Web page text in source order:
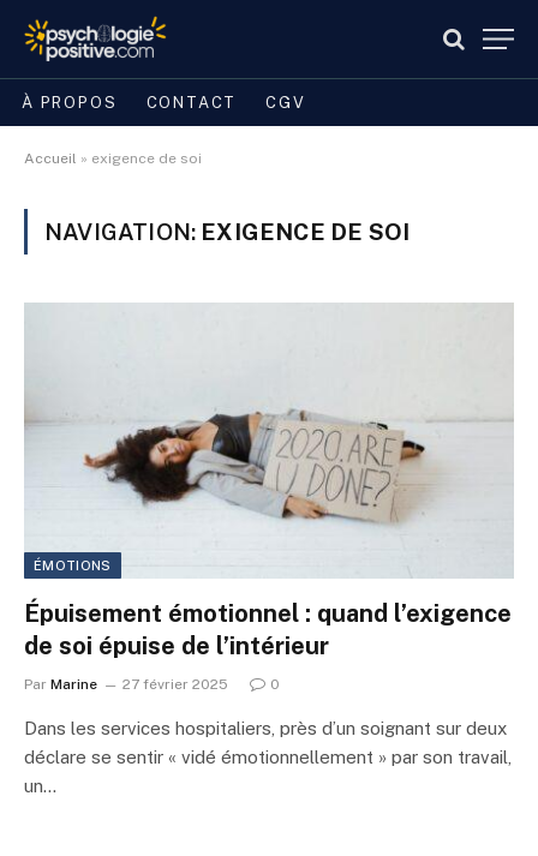
À PROPOS CONTACT CGV
Accueil » exigence de soi
NAVIGATION: EXIGENCE DE SOI
ÉMOTIONS
Épuisement émotionnel : quand l’exigence
de soi épuise de l’intérieur
Par Marine 27 février 2025 0
Dans les services hospitaliers, près d’un soignant sur deux
déclare se sentir « vidé émotionnellement » par son travail,
un…